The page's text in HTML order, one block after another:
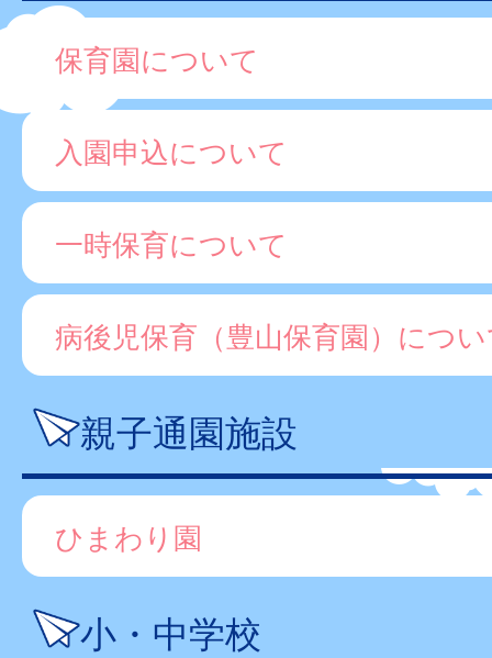
保育園について
入園申込について
一時保育について
病後児保育（豊山保育園）につ
親子通園施設
ひまわり園
小・中学校